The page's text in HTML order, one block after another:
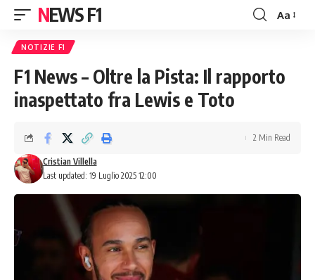
NEWS F1
Font
Aa
NOTIZIE F1
F1 News – Oltre la Pista: Il rapporto
inaspettato fra Lewis e Toto
Last updated: 19 Luglio 2025 12:00
Cristian Villella
2 Min Read